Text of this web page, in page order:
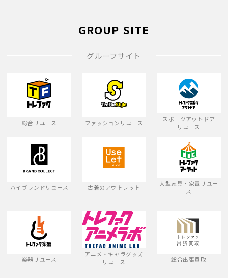
GROUP SITE
グループサイト
総合リユース ファッションリユース
スポーツアウトドア
リユース
ハイブランドリユース 古着のアウトレット
大型家具・家電リユー
ス
楽器リユース
アニメ・キャラグッズ
リユース
総合出張買取